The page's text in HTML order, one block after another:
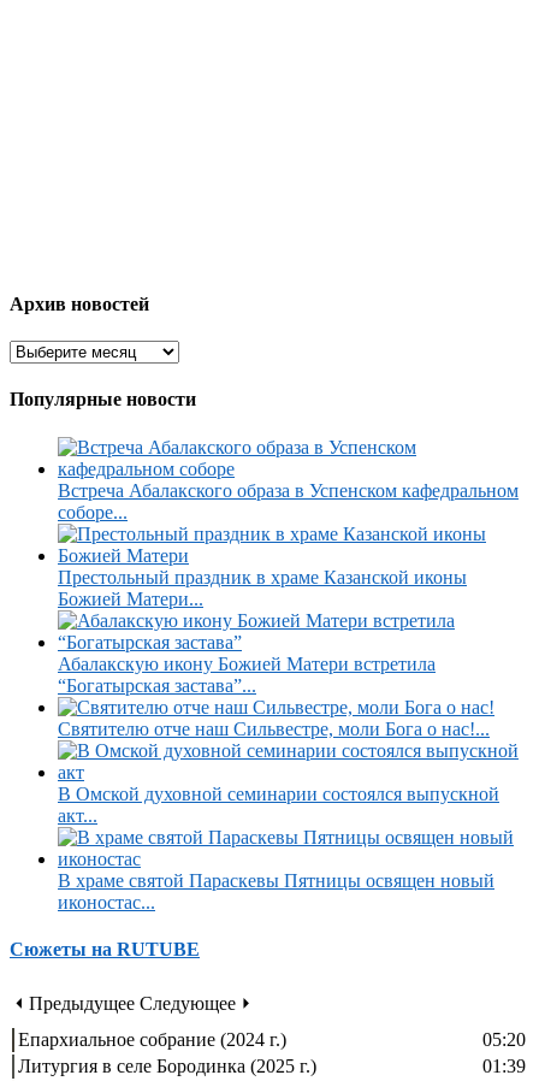
Архив новостей
Популярные новости
Встреча Абалакского образа в Успенском кафедральном
соборе...
Престольный праздник в храме Казанской иконы
Божией Матери...
Абалакскую икону Божией Матери встретила
“Богатырская застава”...
Святителю отче наш Сильвестре, моли Бога о нас!...
В Омской духовной семинарии состоялся выпускной
акт...
В храме святой Параскевы Пятницы освящен новый
иконостас...
Сюжеты на RUTUBE
⏴ Предыдущее Следующее ⏵
Епархиальное собрание (2024 г.)
05:20
Литургия в селе Бородинка (2025 г.)
01:39